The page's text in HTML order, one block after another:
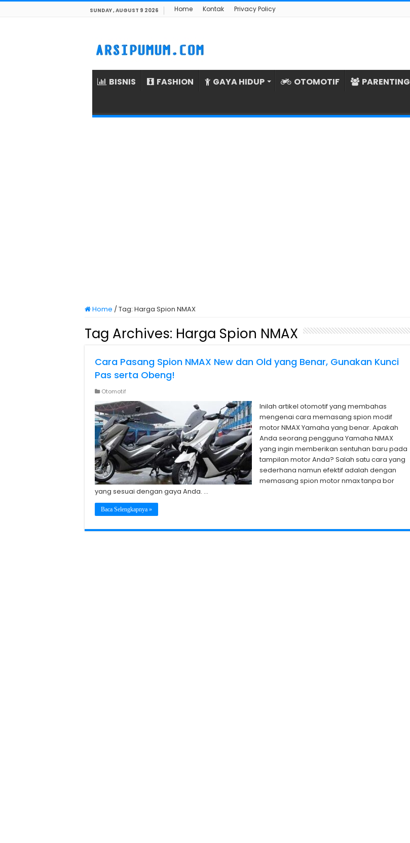
SUNDAY , AUGUST 9 2026 Home Kontak Privacy Policy
BISNIS FASHION GAYA HIDUP OTOMOTIF PARENTING
Home /Tag: Harga Spion NMAX
Tag Archives: Harga Spion NMAX
Cara Pasang Spion NMAX New dan Old yang Benar, Gunakan Kunci
Pas serta Obeng!
Otomotif
Inilah artikel otomotif yang membahas
mengenai cara memasang spion modif
motor NMAX Yamaha yang benar. Apakah
Anda seorang pengguna Yamaha NMAX
yang ingin memberikan sentuhan baru pada
tampilan motor Anda? Salah satu cara yang
sederhana namun efektif adalah dengan
memasang spion motor nmax tanpa bor
yang sesuai dengan gaya Anda. …
Baca Selengkapnya »